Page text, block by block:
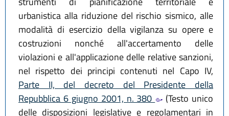
urbanistica alla riduzione del rischio sismico, alle
modalità di esercizio della vigilanza su opere e
costruzioni nonché all'accertamento delle
violazioni e all'applicazione delle relative sanzioni,
nel rispetto dei principi contenuti nel Capo IV,
Parte II, del decreto del Presidente della
Repubblica 6 giugno 2001, n. 380
(Testo unico
delle disposizioni legislative e regolamentari in